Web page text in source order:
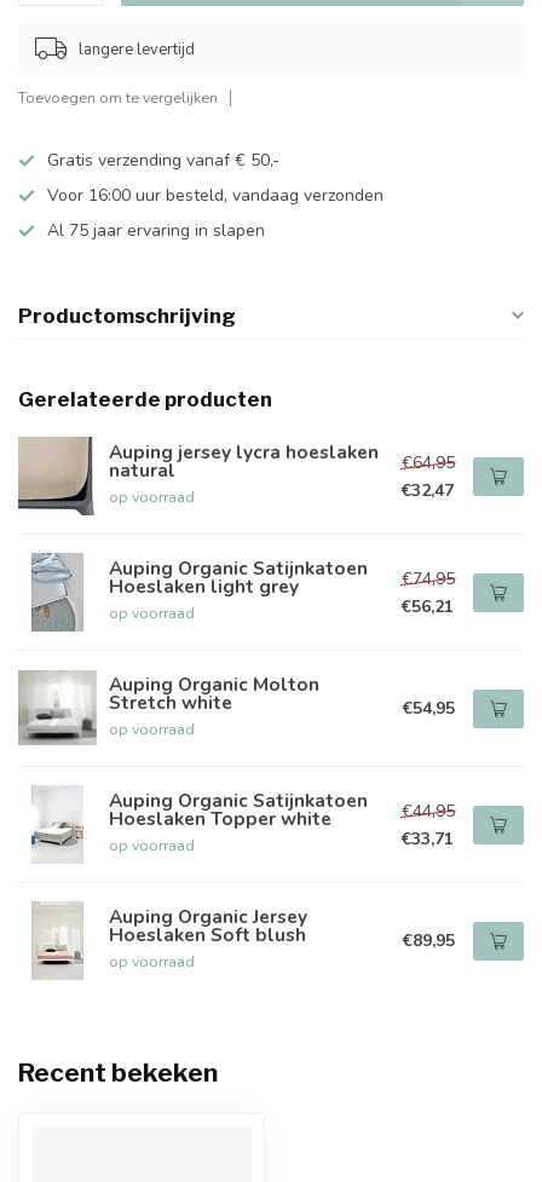
langere levertijd
Toevoegen om te vergelijken
Gratis verzending vanaf € 50,-
Voor 16:00 uur besteld, vandaag verzonden
Al 75 jaar ervaring in slapen
Productomschrijving
Gerelateerde producten
Auping jersey lycra hoeslaken
natural
op voorraad
€64,95
€32,47
Auping Organic Satijnkatoen
Hoeslaken light grey
op voorraad
€74,95
€56,21
Auping Organic Molton
Stretch white
op voorraad
€54,95
Auping Organic Satijnkatoen
Hoeslaken Topper white
op voorraad
€44,95
€33,71
Auping Organic Jersey
Hoeslaken Soft blush
op voorraad
€89,95
Recent bekeken